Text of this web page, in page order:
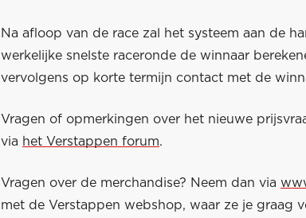
Na afloop van de race zal het systeem aan de
werkelijke snelste raceronde de winnaar
vervolgens op korte termijn contact met de
Vragen of opmerkingen over het nieuwe
via het Verstappen forum.
Vragen over de merchandise? Neem dan via
met de Verstappen webshop, waar ze je graag